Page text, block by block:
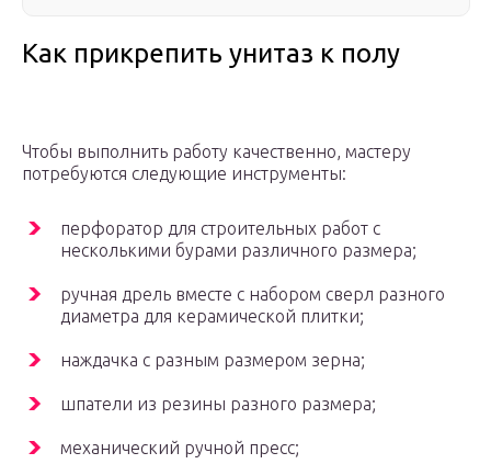
Как прикрепить унитаз к полу
Чтобы выполнить работу качественно, мастеру
потребуются следующие инструменты:
перфоратор для строительных работ с
несколькими бурами различного размера;
ручная дрель вместе с набором сверл разного
диаметра для керамической плитки;
наждачка с разным размером зерна;
шпатели из резины разного размера;
механический ручной пресс;